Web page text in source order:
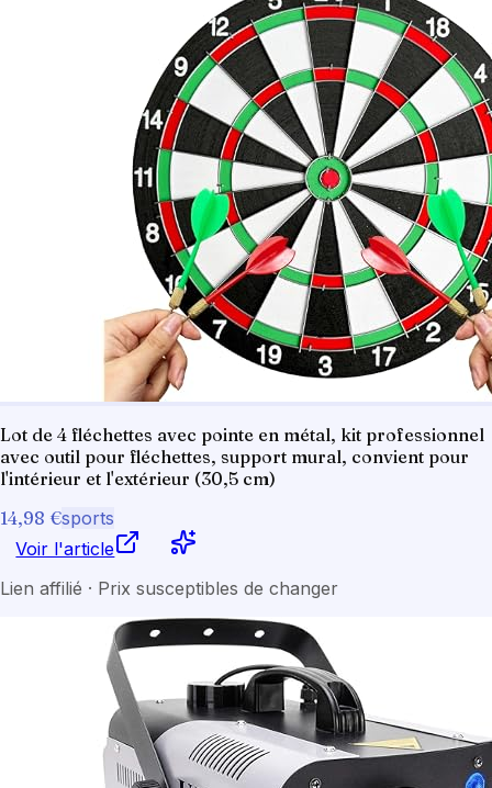
Lot de 4 fléchettes avec pointe en métal, kit professionnel
avec outil pour fléchettes, support mural, convient pour
l'intérieur et l'extérieur (30,5 cm)
14,98 €sports
Voir l'article
Lien affilié · Prix susceptibles de changer